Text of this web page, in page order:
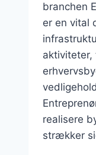
branchen
er en vital
aktiviteter,
realisere
strækker